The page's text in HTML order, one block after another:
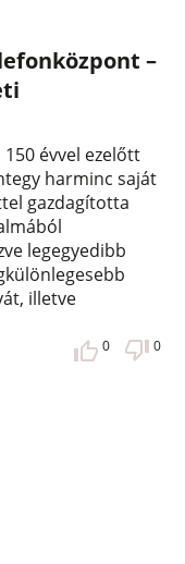
–
évvel ezelőtt
harminc saját
gazdagította
legegyedibb
illetve
0 0